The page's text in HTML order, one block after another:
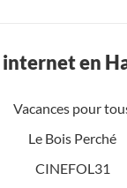
internet en
Vacances pour
Le Bois Perché
CINEFOL31